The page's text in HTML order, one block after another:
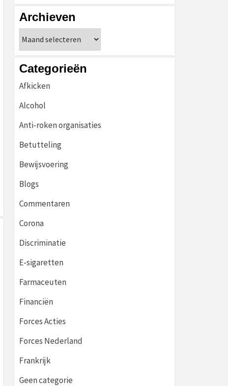
Archieven
Categorieën
Afkicken
Alcohol
Anti-roken organisaties
Betutteling
Bewijsvoering
Blogs
Commentaren
Corona
Discriminatie
E-sigaretten
Farmaceuten
Financiën
Forces Acties
Forces Nederland
Frankrijk
Geen categorie